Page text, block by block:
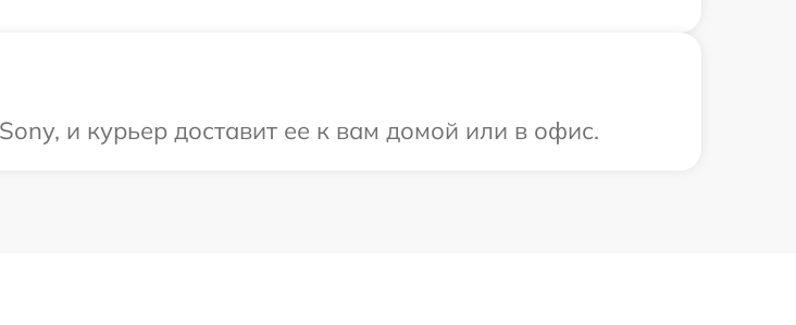
и курьер доставит ее к вам домой или в офис.